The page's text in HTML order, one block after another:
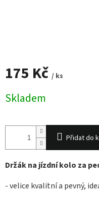
175 Kč / ks
cena:
Skladem
Přidat do
Držák na jízdní kolo za
- velice kvalitní a pevný,